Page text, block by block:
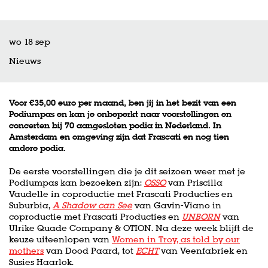
Nieuws
wo 18 sep
Voor €35,00 euro per maand, ben jij in het bezit van een
Podiumpas en kan je onbeperkt naar voorstellingen en
concerten bij 70 aangesloten podia in Nederland. In
Amsterdam en omgeving zijn dat Frascati en nog tien
andere podia.
De eerste voorstellingen die je dit seizoen weer met je
Podiumpas kan bezoeken zijn: OSSOvan Priscilla
Vaudelle in coproductie met Frascati Producties en
Suburbia, A Shadow can Seevan Gavin-Viano in
coproductie met Frascati Producties en UNBORNvan
Ulrike Quade Company & OTION. Na deze week blijft de
keuze uiteenlopen van Women in Troy, as told by our
mothersvan Dood Paard, tot ECHTvan Veenfabriek en
Susies Haarlok.